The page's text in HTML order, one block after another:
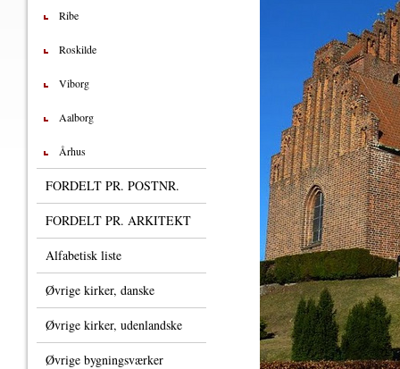
Ribe
Roskilde
Viborg
Aalborg
Århus
FORDELT PR. POSTNR.
FORDELT PR. ARKITEKT
Alfabetisk liste
Øvrige kirker, danske
Øvrige kirker, udenlandske
Øvrige bygningsværker